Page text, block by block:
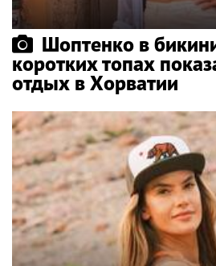
Шоптенко в
коротких топах
отдых в Хорватии